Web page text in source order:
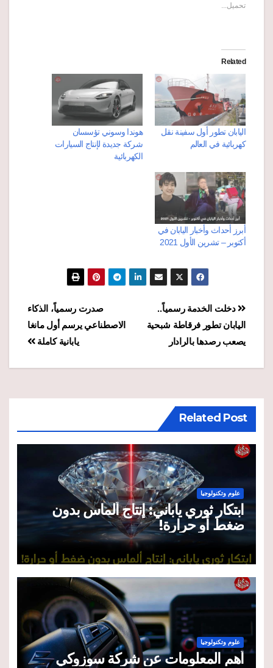
تحميل...
Related
اليابان تطور أول سفينة نقل
كهربائية في العالم
هوندا وسوني تؤسسان
شركة جديدة لإنتاج السيارات
الكهربائية
أبرز أحداث وأخبار اليابان في
أكتوبر – تشرين الأول 2021
تصفّح
المقالات
صدرت رسمياً، الذكاء
الاصطناعي يرسم أول مانغا
يابانية كاملة
دخلت الخدمة رسمياً..
اليابان تطور فرقاطة شبحية
يصعب رصدها بالرادار
Related Post
علوم وتكنولوجيا
ابتكار ثوري ياباني: إنتاج ألماس بدون
ضغط أو حرارة!
علوم وتكنولوجيا
أهم المعلومات عن شركة سوزوكي